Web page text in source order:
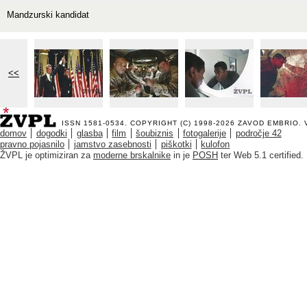
Mandzurski kandidat
<<
ISSN 1581-0534. COPYRIGHT (C) 1998-2026 ZAVOD EMBRIO .
domov dogodki glasba film šoubiznis fotogalerije
področje 42
pravno pojasnilo
jamstvo zasebnosti piškotki
kulofon
ŽVPL je optimiziran za moderne brskalnike in je POSH ter Web 5.1 certified.